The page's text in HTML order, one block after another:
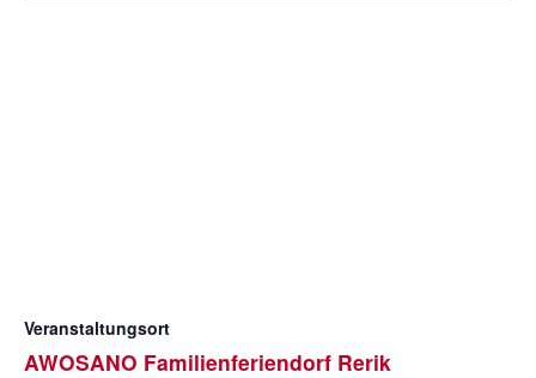
Veranstaltungsort
AWOSANO Familienferiendorf Rerik